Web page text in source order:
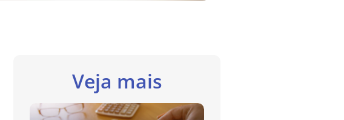
Veja mais